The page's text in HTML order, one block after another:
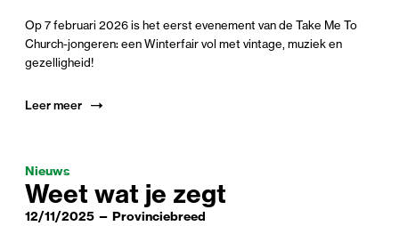
Op 7 februari 2026 is het eerst evenement van de Take Me To
Church-jongeren: een Winterfair vol met vintage, muziek en
gezelligheid!
Leer meer
Nieuws
Weet wat je zegt
12/11/2025 — Provinciebreed